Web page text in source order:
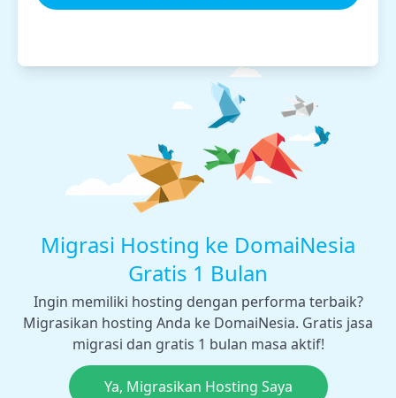
Migrasi Hosting ke DomaiNesia
Gratis 1 Bulan
Ingin memiliki hosting dengan performa terbaik?
Migrasikan hosting Anda ke DomaiNesia. Gratis jasa
migrasi dan gratis 1 bulan masa aktif!
Ya, Migrasikan Hosting Saya